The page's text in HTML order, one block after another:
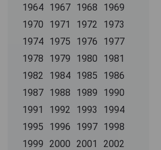
11 748 руб. 48 887 руб.
1964 1967 1968
1969
1970
1971 1972
1973
1974 1975 1976
1977
1978
1979 1980
1981
1982
1984 1985
1986
1987 1988 1989
1990
1991
1992 1993
1994
1995
1996 1997 1998
1999
2000 2001
2002